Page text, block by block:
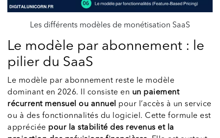
Les différents modèles de monétisation SaaS
Le modèle par abonnement : le
pilier du SaaS
Le modèle par abonnement reste le modèle
dominant en 2026. Il consiste en un paiement
récurrent mensuel ou annuel pour l’accès à un service
ou à des fonctionnalités du logiciel. Cette formule est
appréciée pour la stabilité des revenus et la